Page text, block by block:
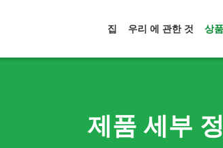
집 우리 에 관한 것 상품
제품 세부